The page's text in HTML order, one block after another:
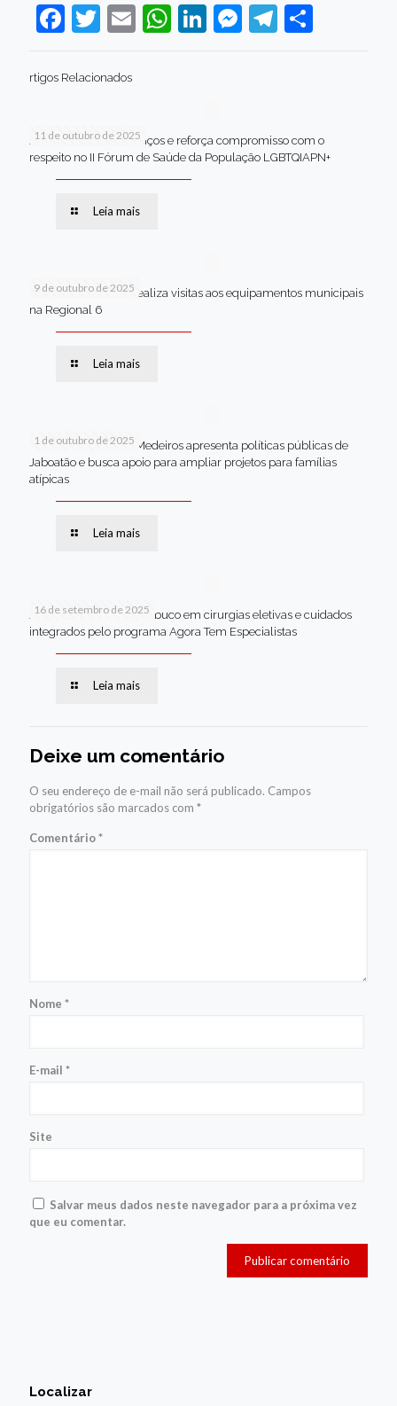
Facebook
Twitter
EmailWhatsApp
LinkedIn
Messenger
Telegram
Share
rtigos Relacionados
11 de outubro de 2025
Jaboatão celebra avanços e reforça compromisso com o
respeito no II Fórum de Saúde da População LGBTQIAPN+
Leia mais
9 de outubro de 2025
Van dos secretários realiza visitas aos equipamentos municipais
na Regional 6
Leia mais
1 de outubro de 2025
Em Brasília, Andréa Medeiros apresenta políticas públicas de
Jaboatão e busca apoio para ampliar projetos para famílias
atípicas
Leia mais
16 de setembro de 2025
Jaboatão lidera Pernambuco em cirurgias eletivas e cuidados
integrados pelo programa Agora Tem Especialistas
Leia mais
Deixe um comentário
O seu endereço de e-mail não será publicado. Campos
obrigatórios são marcados com *
Comentário*
Nome *
E-mail *
Site
Salvar meus dados neste navegador para a próxima vez
que eu comentar.
Localizar